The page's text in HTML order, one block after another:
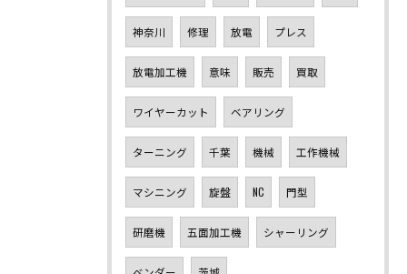
神奈川 修理 放電 プレス
放電加工機 意味 販売 買取
ワイヤーカット ベアリング
ターニング 千葉 機械 工作機械
マシニング 旋盤 NC 門型
研磨機 五面加工機 シャーリング